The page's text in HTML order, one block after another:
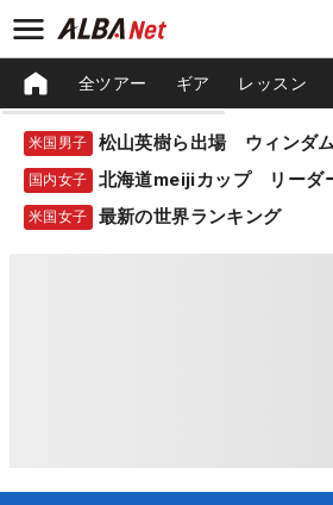
全ツアー ギア レッスン
米国男子
国内女子 北海道meijiカップ リーダ
米国女子 最新の世界ランキング